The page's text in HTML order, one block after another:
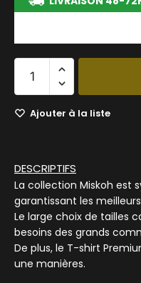
Ajouter à la liste
DESCRIPTIFS
La collection Miskoh est
garantissant les
Le large choix de tailles
besoins des grands
De plus, le T-shirt
une manières.